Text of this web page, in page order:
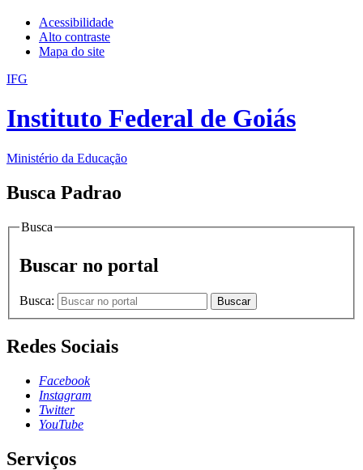
Acessibilidade
Alto contraste
Mapa do site
IFG
Instituto Federal de Goiás
Ministério da Educação
Busca Padrao
Busca
Buscar no portal
Busca: Buscar
Redes Sociais
Facebook
Instagram
Twitter
YouTube
Serviços